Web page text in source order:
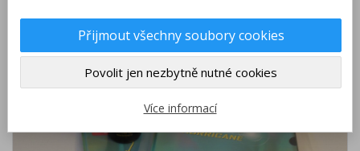
DOPRAVA ZDARMA
Přijmout všechny soubory cookies
Povolit jen nezbytně nutné cookies
Více informací